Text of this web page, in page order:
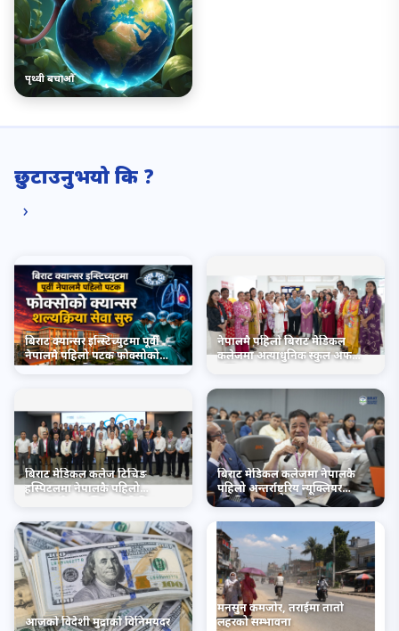
पृथ्वी बचाऔँ
छुटाउनुभयो कि ?
›
बिराट क्यान्सर इन्स्टिच्युटमा पूर्वी
नेपालमै पहिलो पटक फोक्सोको
नेपालमै पहिलो बिराट मेडिकल
कलेजमा अत्याधुनिक स्कुल अफ
बिराट मेडिकल कलेज टिचिङ
हस्पिटलमा नेपालकै पहिलो
सम्मेलन सम्पन्न
बिराट मेडिकल कलेजमा नेपालकै
पहिलो अन्तर्राष्ट्रिय न्यूक्लियर
मेडिसिन सम्मेलन सम्पन्न
आजको विदेशी मुद्राको विनिमयदर
मनसुन कमजोर, तराईमा तातो
लहरको सम्भावना